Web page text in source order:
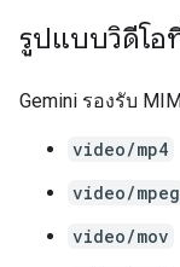
รูปแบบวิดีโอ
Gemini รองรับ
video/mp4
video/mpeg
video/mov